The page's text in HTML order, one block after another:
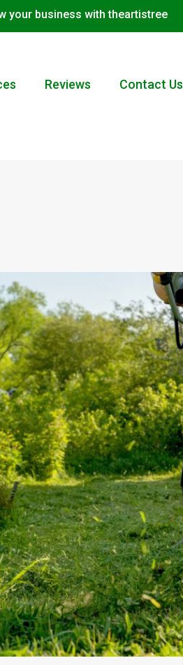
your business with theartistree
Reviews Contact Us